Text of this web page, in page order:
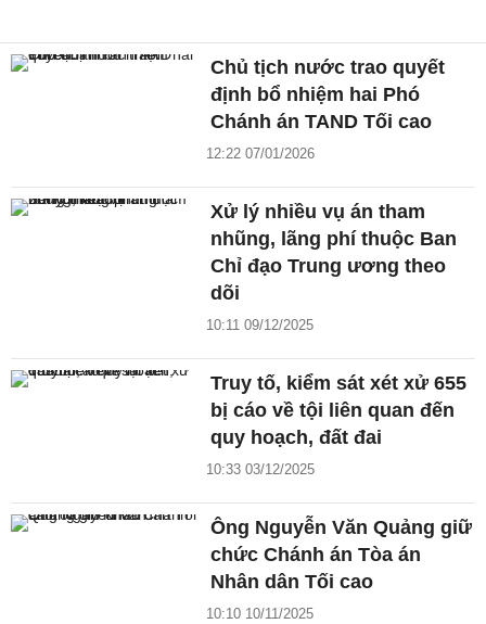
Chủ tịch nước trao quyết
định bổ nhiệm hai Phó
Chánh án TAND Tối cao
12:22 07/01/2026
Xử lý nhiều vụ án tham
nhũng, lãng phí thuộc Ban
Chỉ đạo Trung ương theo
dõi
10:11 09/12/2025
Truy tố, kiểm sát xét xử 655
bị cáo về tội liên quan đến
quy hoạch, đất đai
10:33 03/12/2025
Ông Nguyễn Văn Quảng giữ
chức Chánh án Tòa án
Nhân dân Tối cao
10:10 10/11/2025